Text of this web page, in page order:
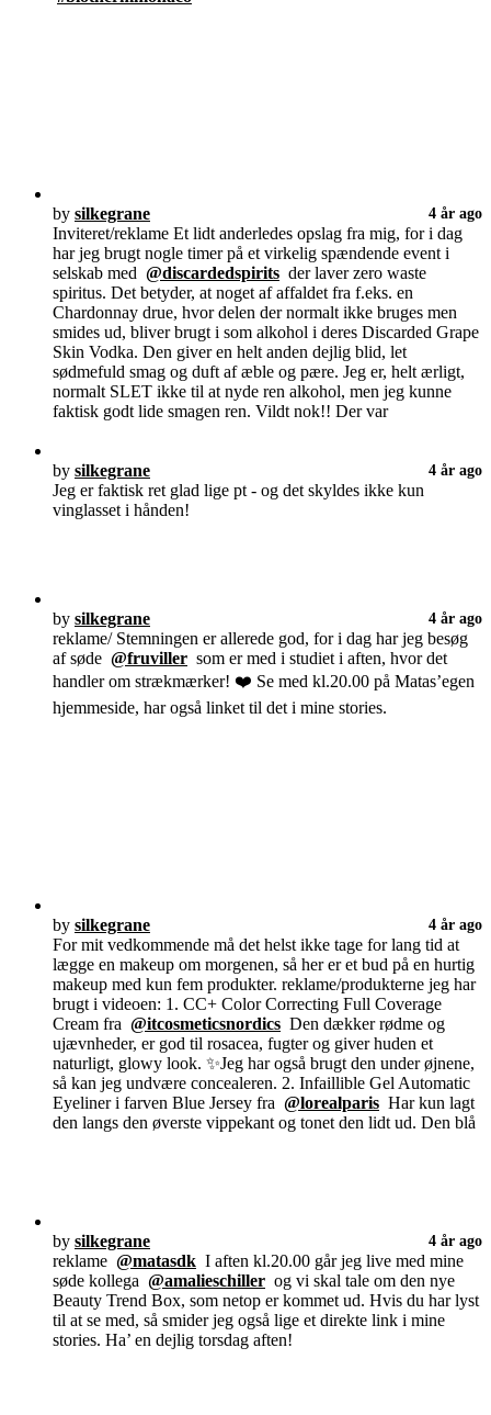
by silkegrane 4 år ago
Inviteret/reklame Et lidt anderledes opslag fra mig, for i dag
har jeg brugt nogle timer på et virkelig spændende event i
selskab med @discardedspirits der laver zero waste
spiritus. Det betyder, at noget af affaldet fra f.eks. en
Chardonnay drue, hvor delen der normalt ikke bruges men
smides ud, bliver brugt i som alkohol i deres Discarded Grape
Skin Vodka. Den giver en helt anden dejlig blid, let
sødmefuld smag og duft af æble og pære. Jeg er, helt ærligt,
normalt SLET ikke til at nyde ren alkohol, men jeg kunne
faktisk godt lide smagen ren. Vildt nok!! Der var
by silkegrane 4 år ago
Jeg er faktisk ret glad lige pt - og det skyldes ikke kun
vinglasset i hånden!
by silkegrane 4 år ago
reklame/ Stemningen er allerede god, for i dag har jeg besøg
af søde @fruviller som er med i studiet i aften, hvor det
handler om strækmærker! ❤️ Se med kl.20.00 på Matas’egen
hjemmeside, har også linket til det i mine stories.
by silkegrane 4 år ago
For mit vedkommende må det helst ikke tage for lang tid at
lægge en makeup om morgenen, så her er et bud på en hurtig
makeup med kun fem produkter. reklame/produkterne jeg har
brugt i videoen: 1. CC+ Color Correcting Full Coverage
Cream fra @itcosmeticsnordics Den dækker rødme og
ujævnheder, er god til rosacea, fugter og giver huden et
naturligt, glowy look. ✨Jeg har også brugt den under øjnene,
så kan jeg undvære concealeren. 2. Infaillible Gel Automatic
Eyeliner i farven Blue Jersey fra @lorealparis Har kun lagt
den langs den øverste vippekant og tonet den lidt ud. Den blå
by silkegrane 4 år ago
reklame @matasdk I aften kl.20.00 går jeg live med mine
søde kollega @amalieschiller og vi skal tale om den nye
Beauty Trend Box, som netop er kommet ud. Hvis du har lyst
til at se med, så smider jeg også lige et direkte link i mine
stories. Ha’ en dejlig torsdag aften!